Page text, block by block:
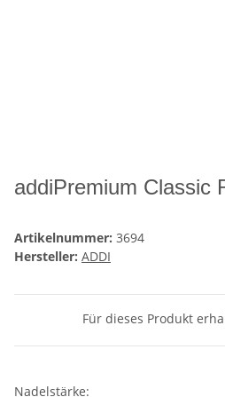
addiPremium Classic
Artikelnummer: 3694
Hersteller: ADDI
Für dieses Produkt
Nadelstärke: